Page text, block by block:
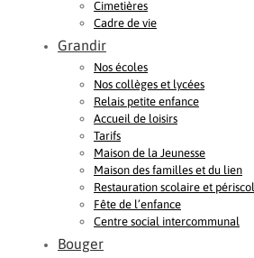
Cimetières
Cadre de vie
Grandir
Nos écoles
Nos collèges et lycées
Relais petite enfance
Accueil de loisirs
Tarifs
Maison de la Jeunesse
Maison des familles et du lien
Restauration scolaire et
Fête de l’enfance
Centre social intercommunal
Bouger